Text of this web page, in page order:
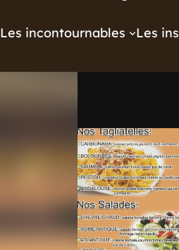
Les incontournables Les